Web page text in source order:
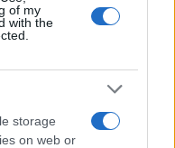
of my
with the
storage
on web or